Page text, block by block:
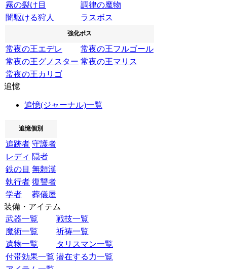
霧の裂け目
調律の魔物
闇駆ける狩人
ラスボス
強化ボス
常夜の王エデレ
常夜の王フルゴール
常夜の王グノスター 常夜の王マリス
常夜の王カリゴ
追憶
追憶(ジャーナル)一覧
追憶個別
追跡者 守護者
レディ 隠者
鉄の目 無頼漢
執行者 復讐者
学者
葬儀屋
装備・アイテム
武器一覧
戦技一覧
魔術一覧
祈祷一覧
遺物一覧
タリスマン一覧
付帯効果一覧 潜在する力一覧